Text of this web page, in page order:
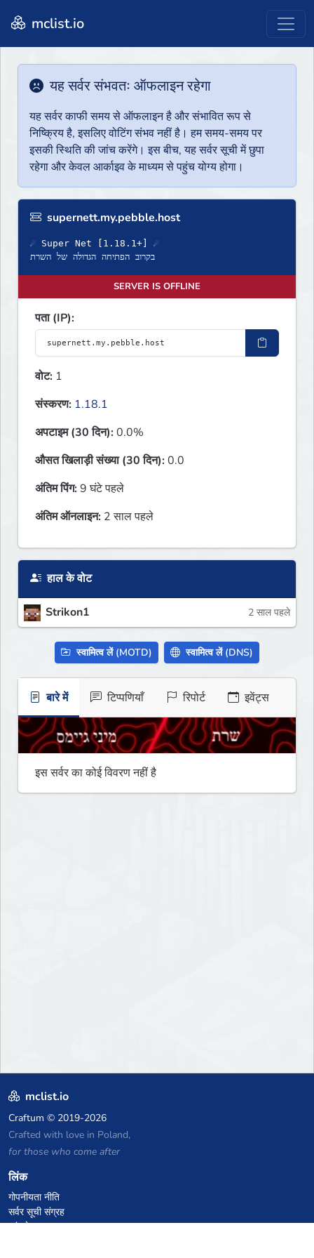
mclist.io
यह सर्वर संभवतः ऑफलाइन रहेगा
यह सर्वर काफी समय से ऑफलाइन है और संभावित रूप से
निष्क्रिय है, इसलिए वोटिंग संभव नहीं है। हम समय-समय पर
इसकी स्थिति की जांच करेंगे। इस बीच, यह सर्वर सूची में छुपा
रहेगा और केवल आर्काइव के माध्यम से पहुंच योग्य होगा।
supernett.my.pebble.host
☄ Super Net [1.18.1+] ☄
בקרוב הפתיחה הגדולה של השרת
SERVER IS OFFLINE
पता (IP):
वोट: 1
संस्करण: 1.18.1
अपटाइम (30 दिन):0.0%
औसत खिलाड़ी संख्या (30 दिन):0.0
अंतिम पिंग:9 घंटे पहले
अंतिम ऑनलाइन: 2 साल पहले
हाल के वोट
Strikon1 2 साल पहले
स्वामित्व लें (MOTD) स्वामित्व लें (DNS)
बारे में टिप्पणियाँ रिपोर्ट इवेंट्स
इस सर्वर का कोई विवरण नहीं है
mclist.io
Craftum © 2019-2026
Crafted with love in Poland,
for those who come after
लिंक
गोपनीयता नीति
सर्वर सूची संग्रह
आंकड़े